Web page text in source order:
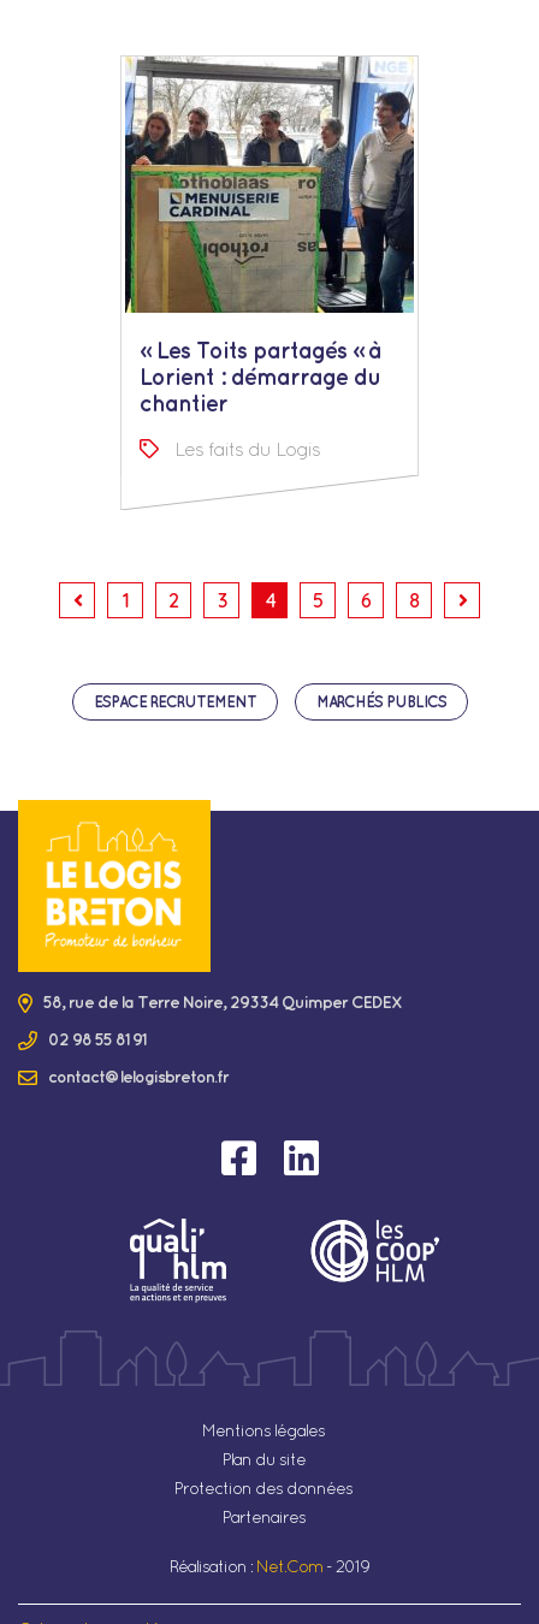
« Les Toits partagés » à
Lorient : démarrage du
chantier
Les faits du Logis
1 2 3 4 5 6 8
ESPACE RECRUTEMENT MARCHÉS PUBLICS
58, rue de la Terre Noire, 29334 Quimper CEDEX
02 98 55 81 91
contact@lelogisbreton.fr
Mentions légales
Plan du site
Protection des données
Partenaires
Réalisation : Net.Com - 2019